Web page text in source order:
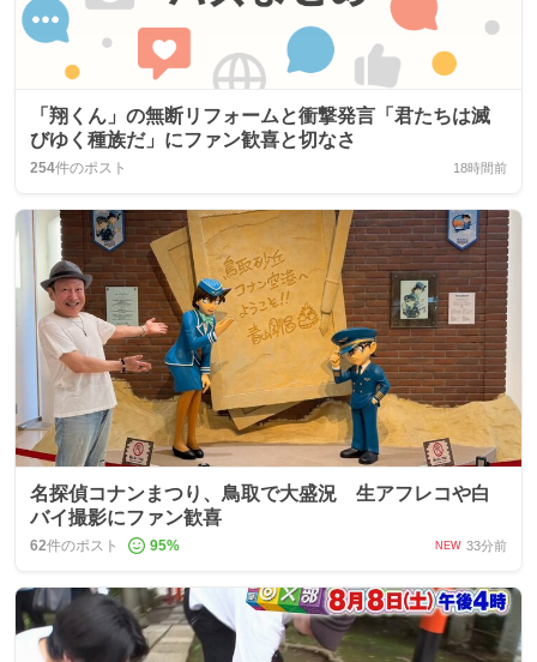
「翔くん」の無断リフォームと衝撃発言「君たちは滅
びゆく種族だ」にファン歓喜と切なさ
254件のポスト 18時間前
名探偵コナンまつり、鳥取で大盛況 生アフレコや白
バイ撮影にファン歓喜
62件のポスト 95% NEW 33分前